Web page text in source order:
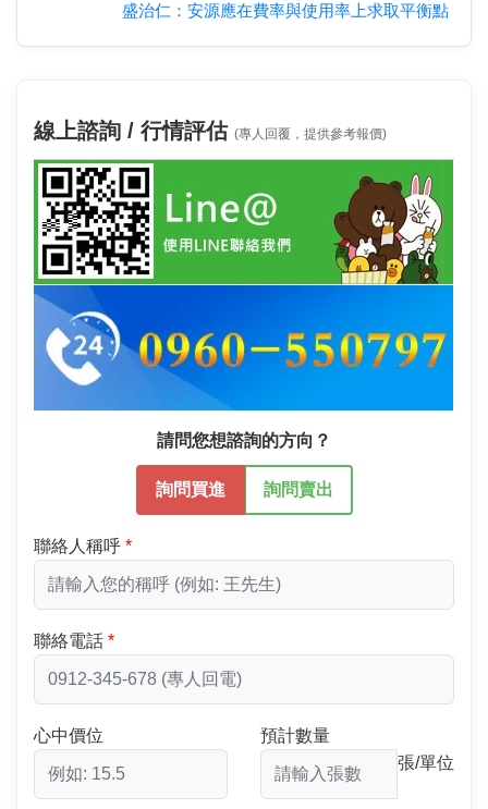
盛治仁：安源應在費率與使用率上求取平衡點
線上諮詢 / 行情評估 (專人回覆，提供參考報價)
請問您想諮詢的方向？
詢問買進 詢問賣出
聯絡人稱呼
聯絡電話
心中價位
預計數量
張/單位